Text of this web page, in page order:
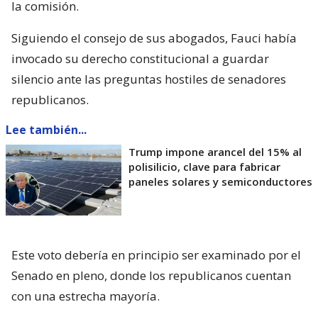
la comisión.
Siguiendo el consejo de sus abogados, Fauci había
invocado su derecho constitucional a guardar
silencio ante las preguntas hostiles de senadores
republicanos.
Lee también...
Trump impone arancel del 15% al
polisilicio, clave para fabricar
paneles solares y semiconductores
Este voto debería en principio ser examinado por el
Senado en pleno, donde los republicanos cuentan
con una estrecha mayoría.